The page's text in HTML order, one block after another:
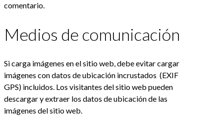
comentario.
Medios de comunicación
Si carga imágenes en el sitio web, debe evitar cargar
imágenes con datos de ubicación incrustados (EXIF
GPS) incluidos. Los visitantes del sitio web pueden
descargar y extraer los datos de ubicación de las
imágenes del sitio web.